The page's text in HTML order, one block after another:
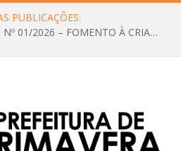
PUBLICAÇÕES:
CHAMAMENTO PÚBLICO Nº 01/2026 – FOMENTO À CRIAÇÃO E A CIRCULAÇÃO DE PRODUÇÕES CULTURAIS – Aldir Blanc